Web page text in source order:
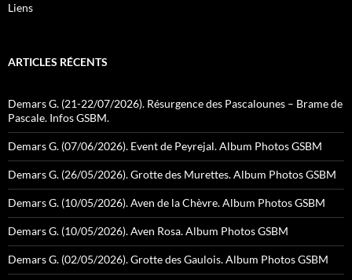
Liens
ARTICLES RÉCENTS
Demars G. (21-22/07/2026). Résurgence des Pascalounes – Brame de
Pascale. Infos GSBM.
Demars G. (07/06/2026). Event de Peyrejal. Album Photos GSBM
Demars G. (26/05/2026). Grotte des Murettes. Album Photos GSBM
Demars G. (10/05/2026). Aven de la Chèvre. Album Photos GSBM
Demars G. (10/05/2026). Aven Rosa. Album Photos GSBM
Demars G. (02/05/2026). Grotte des Gaulois. Album Photos GSBM